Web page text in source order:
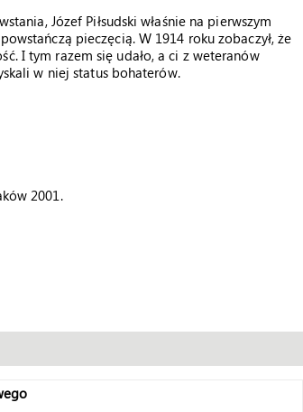
Józef Piłsudski właśnie na pierwszym
pieczęcią. W 1914 roku zobaczył, że
I tym razem się udało, a ci z weteranów
w niej status bohaterów.
2001.